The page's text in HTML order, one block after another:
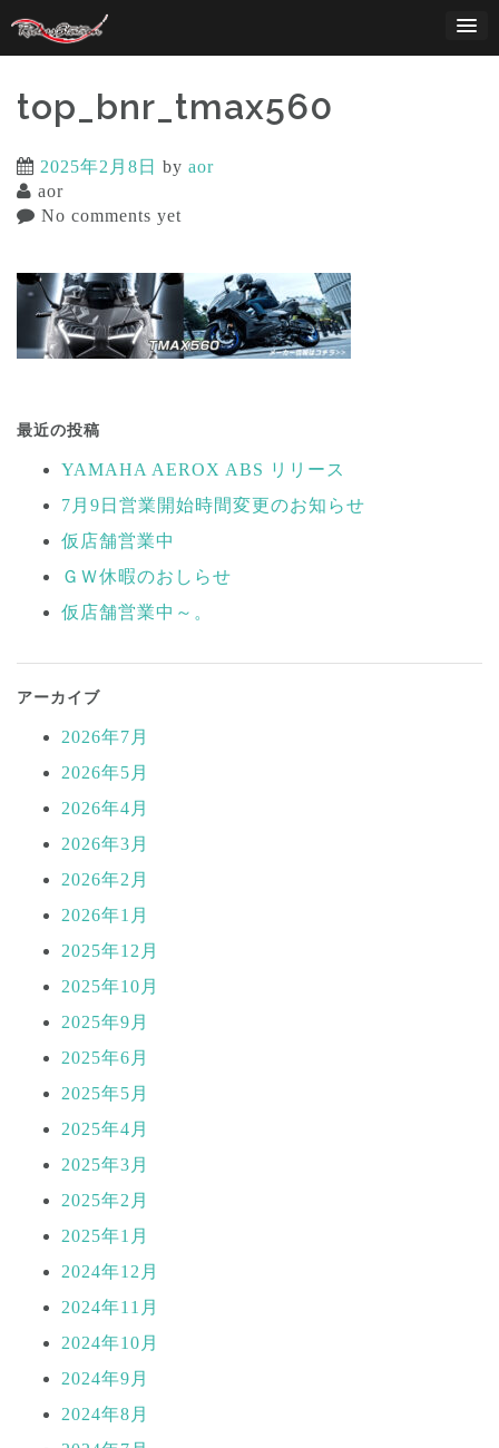
content
top_bnr_tmax560
2025年2月8日 by aor
aor
No comments yet
稿
ナ
ゲ
ー
シ
ン
最近の投稿
YAMAHA AEROX ABS リリース
7月9日営業開始時間変更のお知らせ
仮店舗営業中
ＧＷ休暇のおしらせ
仮店舗営業中～。
アーカイブ
2026年7月
2026年5月
2026年4月
2026年3月
2026年2月
2026年1月
2025年12月
2025年10月
2025年9月
2025年6月
2025年5月
2025年4月
2025年3月
2025年2月
2025年1月
2024年12月
2024年11月
2024年10月
2024年9月
2024年8月